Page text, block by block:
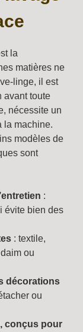
la
matières ne
linge, il est
avant toute
nécessite un
la machine.
modèles de
sont
:
évite bien des
: textile,
ou
décorations
ou
conçus pour